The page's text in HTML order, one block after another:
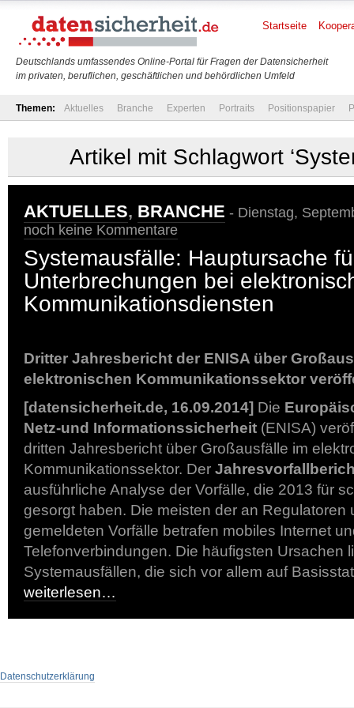
Deutschlands umfassendes Online-Portal für Fragen der Datensicherheit
im privaten, beruflichen, geschäftlichen und behördlichen Umfeld
Startseite
Themen: Aktuelles Branche Experten Portraits Positionspapier
Artikel mit Schlagwort
AKTUELLES, BRANCHE - Dienstag,
noch keine Kommentare
Systemausfälle: Hauptursache
Unterbrechungen bei
Kommunikationsdiensten
Dritter Jahresbericht der ENISA über
elektronischen Kommunikationssektor
[datensicherheit.de, 16.09.2014] Die
Netz-und Informationssicherheit (ENISA)
dritten Jahresbericht über Großausfälle im
Kommunikationssektor. Der
ausführliche Analyse der Vorfälle, die 2013 für
gesorgt haben. Die meisten der an Regulatoren
gemeldeten Vorfälle betrafen mobiles Internet
Telefonverbindungen. Die häufigsten Ursachen
Systemausfällen, die sich vor allem auf
weiterlesen…
Datenschutzerklärung